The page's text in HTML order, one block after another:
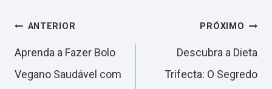
Navegação
de
ANTERIOR
Aprenda a Fazer Bolo
Vegano Saudável com
PRÓXIMO
Descubra a Dieta
Trifecta: O Segredo